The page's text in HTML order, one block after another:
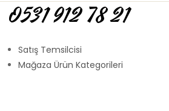
0531 912 78 21
Satış Temsilcisi
Mağaza Ürün Kategorileri